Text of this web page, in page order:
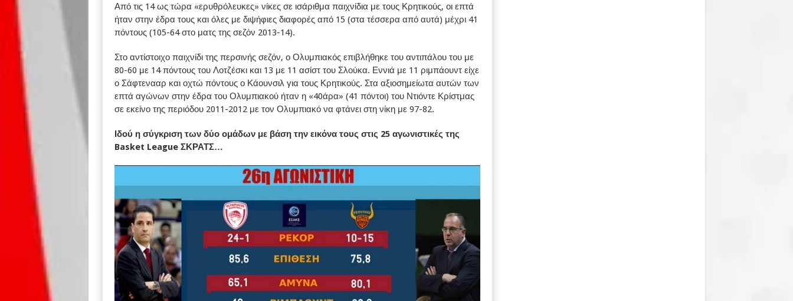
Από τις 14 ως τώρα «ερυθρόλευκες» νίκες σε ισάριθμα παιχνίδια με τους Κρητικούς, οι επτά
ήταν στην έδρα τους και όλες με διψήφιες διαφορές από 15 (στα τέσσερα από αυτά) μέχρι 41
πόντους (105-64 στο ματς της σεζόν 2013-14).
Στο αντίστοιχο παιχνίδι της περσινής σεζόν, ο Ολυμπιακός επιβλήθηκε του αντιπάλου του με
80-60 με 14 πόντους του Λοτζέσκι και 13 με 11 ασίστ του Σλούκα. Εννιά με 11 ριμπάουντ είχε
ο Σάφτενααρ και οχτώ πόντους ο Κάουνσιλ για τους Κρητικούς. Στα αξιοσημείωτα αυτών των
επτά αγώνων στην έδρα του Ολυμπιακού ήταν η «40άρα» (41 πόντοι) του Ντιόντε Κρίστμας
σε εκείνο της περιόδου 2011-2012 με τον Ολυμπιακό να φτάνει στη νίκη με 97-82.
Ιδού η σύγκριση των δύο ομάδων με βάση την εικόνα τους στις 25 αγωνιστικές της
Basket League ΣΚΡΑΤΣ…